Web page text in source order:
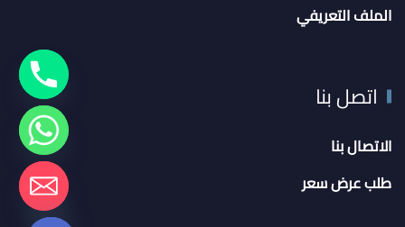
الملف التعريفي
اتصل بنا
الاتصال بنا
طلب عرض سعر
Hide
chaty